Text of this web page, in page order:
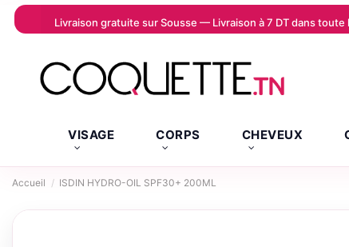
Livraison gratuite sur Sousse — Livraison à 7 DT dans
VISAGE CORPS CHEVEUX
Accueil ISDIN HYDRO-OIL SPF30+ 200ML